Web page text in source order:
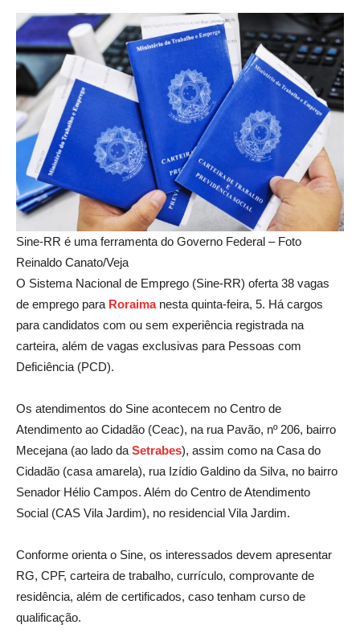
Sine-RR é uma ferramenta do Governo Federal – Foto
Reinaldo Canato/Veja
O Sistema Nacional de Emprego (Sine-RR) oferta 38 vagas
de emprego para Roraimanesta quinta-feira, 5. Há cargos
para candidatos com ou sem experiência registrada na
carteira, além de vagas exclusivas para Pessoas com
Deficiência (PCD).
Os atendimentos do Sine acontecem no Centro de
Atendimento ao Cidadão (Ceac), na rua Pavão, nº 206, bairro
Mecejana (ao lado da Setrabes), assim como na Casa do
Cidadão (casa amarela), rua Izídio Galdino da Silva, no bairro
Senador Hélio Campos. Além do Centro de Atendimento
Social (CAS Vila Jardim), no residencial Vila Jardim.
Conforme orienta o Sine, os interessados devem apresentar
RG, CPF, carteira de trabalho, currículo, comprovante de
residência, além de certificados, caso tenham curso de
qualificação.